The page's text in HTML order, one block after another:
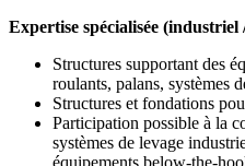
Expertise spécialisée (industriel
Structures supportant des
roulants, palans, systèmes
Structures et fondations
Participation possible à la
systèmes de levage
équipements below-the-